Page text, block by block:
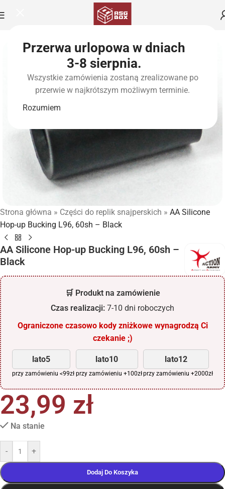
Przerwa urlopowa w dniach
3-8 sierpnia.
Wszystkie zamówienia zostaną zrealizowane po
przerwie w najkrótszym możliwym terminie.
Rozumiem
Strona główna » Części do replik snajperskich » AA Silicone
Hop-up Bucking L96, 60sh – Black
AA Silicone Hop-up Bucking L96, 60sh –
Black
🛒 Produkt na zamówienie
Czas realizacji: 7-10 dni roboczych
Ograniczone czasowo kody zniżkowe wynagrodzą Ci
czekanie ;)
lato5
przy zamówieniu <99zł
lato10
przy zamówieniu +100zł
lato12
przy zamówieniu +2000zł
23,99 zł
Na stanie
- +
Dodaj Do Koszyka